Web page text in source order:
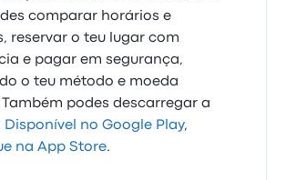
comparar horários e
reservar o teu lugar com
e pagar em segurança,
o teu método e moeda
podes descarregar a
Disponível no Google Play,
na App Store.